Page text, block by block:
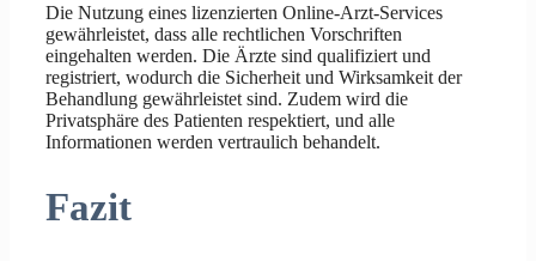
Die Nutzung eines lizenzierten Online-Arzt-Services
gewährleistet, dass alle rechtlichen Vorschriften
eingehalten werden. Die Ärzte sind qualifiziert und
registriert, wodurch die Sicherheit und Wirksamkeit der
Behandlung gewährleistet sind. Zudem wird die
Privatsphäre des Patienten respektiert, und alle
Informationen werden vertraulich behandelt.
Fazit